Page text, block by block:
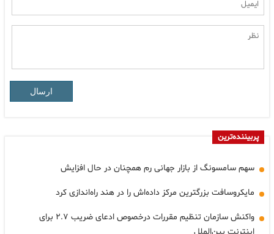
ارسال
پربیننده‌ترین
سهم سامسونگ از بازار جهانی رم همچنان در حال افزایش
مایکروسافت بزرگترین مرکز داده‌اش را در هند راه‌اندازی کرد
واکنش سازمان تنظیم مقررات درخصوص ادعای ضریب ۲.۷ برای